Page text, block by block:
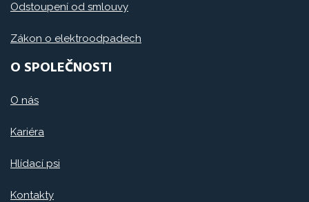
Odstoupení od smlouvy
Zákon o elektroodpadech
O SPOLEČNOSTI
O nás
Kariéra
Hlídací psi
Kontakty